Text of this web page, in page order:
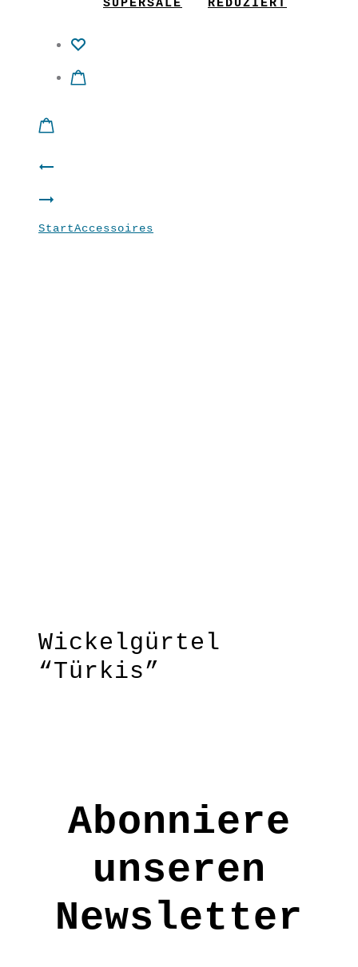
SUPERSALE REDUZIERT
Product
navigation
entspannt”
Shirt
“STAR”
StartAccessoires
Wickelgürtel
“Türkis”
Onesize
Material: 100 % BWkbA
Pflege: 30 Grad
AC0051
Abonniere
unseren
Newsletter